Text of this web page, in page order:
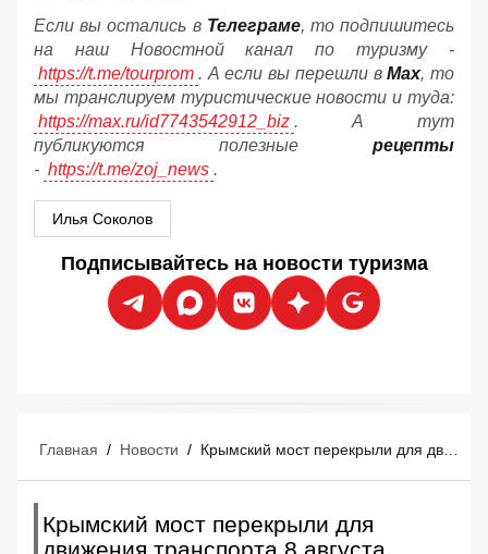
Если вы остались в Телеграме, то подпишитесь
на наш Новостной канал по туризму -
https://t.me/tourprom . А если вы перешли вМах, то
мы транслируем туристические новости и туда:
https://max.ru/id7743542912_biz . А тут
публикуются полезные рецепты
- https://t.me/zoj_news .
Илья Соколов
Подписывайтесь на новости туризма
Главная / Новости /
Крымский мост перекрыли для